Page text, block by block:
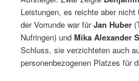
Leistungen, es reichte aber
der Vorrunde war fürJan Huber
Nufringen) undMika Alexander
Schluss, sie verzichteten auch
personenbezogenen Platzes für